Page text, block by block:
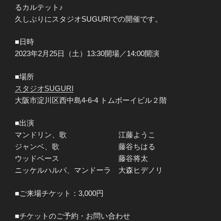
るカルテット♪
久しぶりにスタジオSUGURIでの開催です。
■日時
2023年2月25日（土）13:30開場／14:00開演
■場所
スタジオSUGURI
大阪市淀川区西中島4-6-4 トムボーイビル２階
■出演
マンドリン、歌 江藤ようこ
ジャンベ、歌 藤谷ちはる
ウッドベース 藤谷将太
ニッケルハルパ、マンドーラ 大森ヒデノリ
■ご来場チケット：3,000円
■チケットのご予約・お問い合わせ